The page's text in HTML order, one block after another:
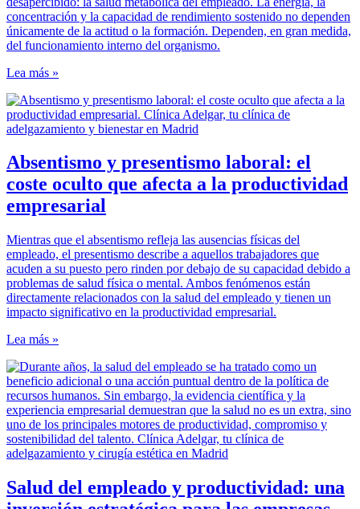
concentración y la capacidad de rendimiento sostenido no dependen
únicamente de la actitud o la formación. Dependen, en gran medida,
del funcionamiento interno del organismo.
Lea más »
Absentismo y presentismo laboral: el
coste oculto que afecta a la productividad
empresarial
Mientras que el absentismo refleja las ausencias físicas del
empleado, el presentismo describe a aquellos trabajadores que
acuden a su puesto pero rinden por debajo de su capacidad debido a
problemas de salud física o mental. Ambos fenómenos están
directamente relacionados con la salud del empleado y tienen un
impacto significativo en la productividad empresarial.
Lea más »
Salud del empleado y productividad: una